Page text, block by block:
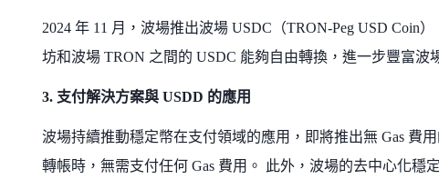
2024 年 11 月，波場推出波場 USDC（TRON-Peg USD Coin
坊和波場 TRON 之間的 USDC 能夠自由轉換，進一步豐富波
3. 支付解決方案與 USDD 的應用
波場持續推動穩定幣在支付領域的應用，即將推出無 Gas 費
轉帳時，無需支付任何 Gas 費用。 此外，波場的去中心化穩